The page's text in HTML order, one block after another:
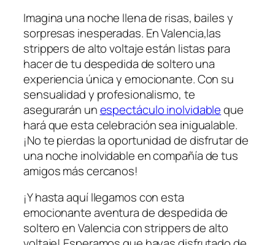
Imagina una noche llena⁢ de⁣ risas, bailes y
‌sorpresas inesperadas. En Valencia,las
strippers de alto​ voltaje​ están listas para
hacer⁤ de tu ⁢despedida ‌de soltero una
experiencia única y emocionante. Con su⁣
sensualidad y⁣ profesionalismo, te
asegurarán un ⁣espectáculo inolvidable⁢que
hará que esta celebración sea inigualable.
¡No te pierdas la oportunidad de disfrutar de
una noche inolvidable en compañía de tus
amigos más⁢ cercanos!
¡Y hasta aquí llegamos‌ con ‌esta
emocionante‌ aventura de despedida de
soltero en Valencia con ⁤strippers de‍ alto